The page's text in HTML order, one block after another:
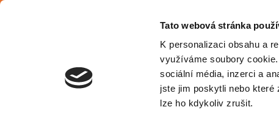
Tato webová stránka
K personalizaci obsahu a
využíváme soubory
sociální média, inzerci a
jste jim poskytli nebo které
lze ho kdykoliv zrušit.